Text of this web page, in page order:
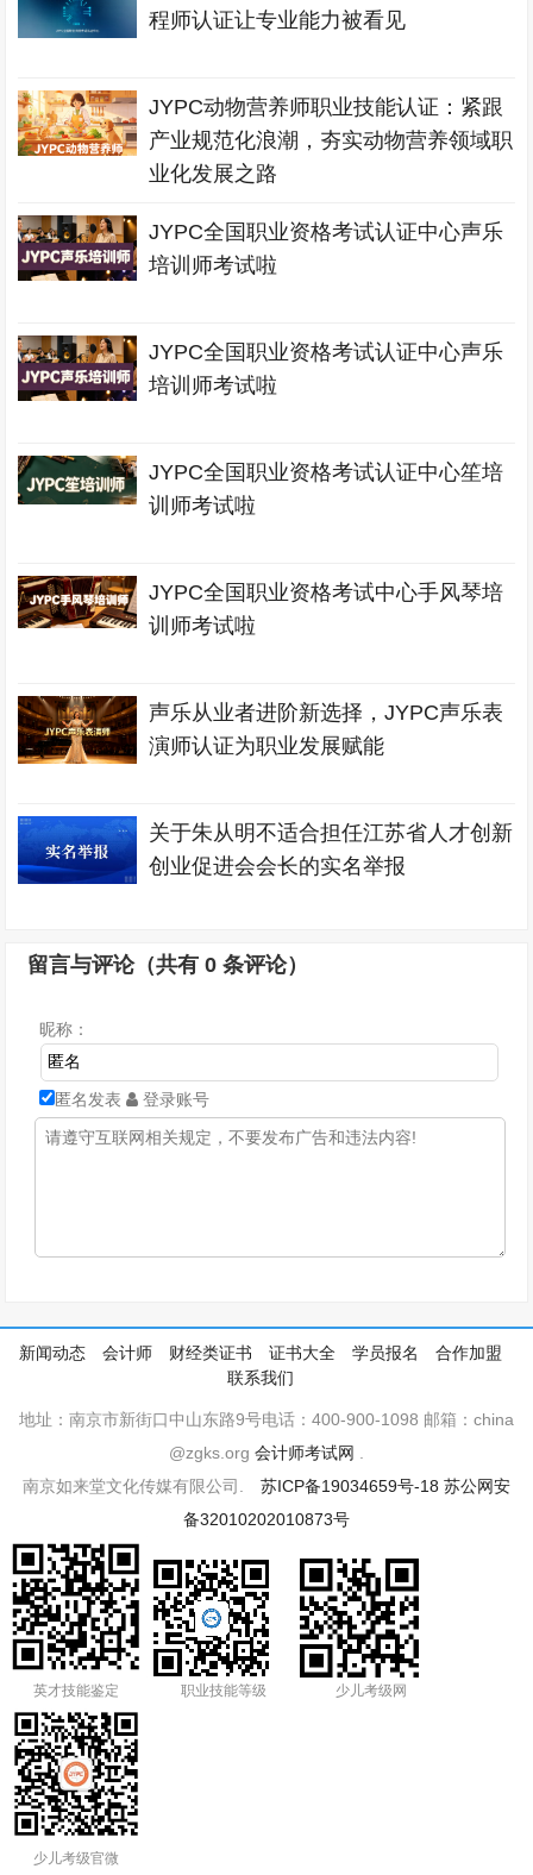
程师认证让专业能力被看见
JYPC动物营养师职业技能认证：紧跟
产业规范化浪潮，夯实动物营养领域职
业化发展之路
JYPC全国职业资格考试认证中心声乐
培训师考试啦
JYPC全国职业资格考试认证中心声乐
培训师考试啦
JYPC全国职业资格考试认证中心笙培
训师考试啦
JYPC全国职业资格考试中心手风琴培
训师考试啦
声乐从业者进阶新选择，JYPC声乐表
演师认证为职业发展赋能
关于朱从明不适合担任江苏省人才创新
创业促进会会长的实名举报
留言与评论（共有0 条评论）
昵称：
匿名发表 登录账号
新闻动态 会计师 财经类证书 证书大全 学员报名
合作加盟
联系我们
地址：南京市新街口中山东路9号电话：400-900-1098 邮箱：china
@zgks.org 会计师考试网
南京如来堂文化传媒有限公司. 苏ICP备19034659号-18 苏公网安
备32010202010873号
英才技能鉴定 职业技能等级 少儿考级网
少儿考级官微